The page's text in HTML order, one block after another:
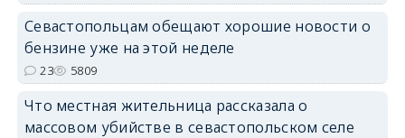
Севастопольцам обещают хорошие новости о
бензине уже на этой неделе
23 5809
Что местная жительница рассказала о
массовом убийстве в севастопольском селе